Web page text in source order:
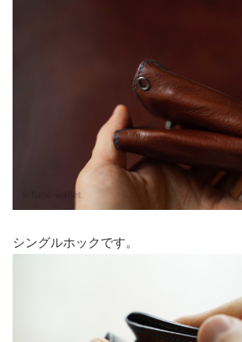
シングルホックです。